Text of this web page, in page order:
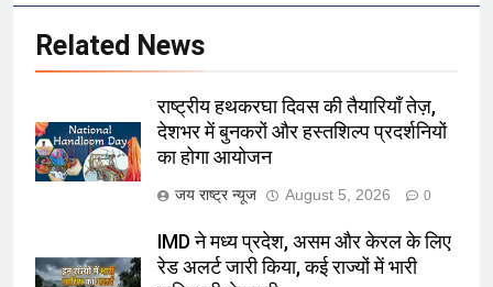
Related News
राष्ट्रीय हथकरघा दिवस की तैयारियाँ तेज़,
देशभर में बुनकरों और हस्तशिल्प प्रदर्शनियों
का होगा आयोजन
जय राष्ट्र न्यूज August 5, 2026 0
IMD ने मध्य प्रदेश, असम और केरल के लिए
रेड अलर्ट जारी किया, कई राज्यों में भारी